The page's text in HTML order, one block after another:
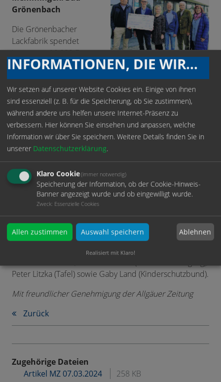
Foto: Memminger
Zeitung/Brigitte Hefele-
Beitlich
Grönenbach
Die Grönenbacher
Lackfabrik spendet
insgesamt 16.000 Euro
an die Kartei der Not,
das Leserhilfswerk
unserer Zeitung, an den
Kinderschutzbund
Memmingen-
Unterallgäu, an den Verein Notausgang sowie an die
Memminger Tafel. Das Geld wird zu gleichen Teilen
ausgegeben.
„Es war ein erfolgreiches Geschäftsjahr und so wollen
wir auch wieder einen Teil abgeben“, sagt Gerd
Gropper, Geschäftsführer der Grönenbacher Lackfabrik
(von links im Bild). Wichtig sei, dass das Geld in der
Region bleibe und die Hilfe vor Ort ankomme, fügt
Geschäftsführer Christian Viandt dazu.
Für die jeweils 4.000 € bedanken sich Maike Scholz als
Leiterin der Lokalredaktion derMemminger Zeitung
Peter Litzka (Tafel) sowie Gaby Land (Kinderschutzbund).
Mit freundlicher Genehmigung der Allgäuer Zeitung
Zurück
Zugehörige Dateien
Artikel MZ 07.03.2024
258 KB
INFORMATIONEN, DIE WIR SPEICHERN
Wir setzen auf unserer Website Cookies ein. Einige von ihnen
sind essenziell (z. B. für die Speicherung, ob Sie zustimmen),
während andere uns helfen unsere Internet-Präsenz zu
verbessern. Hier können Sie einsehen und anpassen, welche
Information wir über Sie speichern. Weitere Details finden Sie in
unserer Datenschutzerklärung.
Klaro Cookie(immer notwendig)
Speicherung der Information, ob der Cookie-Hinweis-
Banner angezeigt wurde und ob eingewilligt wurde.
Zweck: Essenzielle Cookies
Allen zustimmen Auswahl speichern Ablehnen
Realisiert mit Klaro!